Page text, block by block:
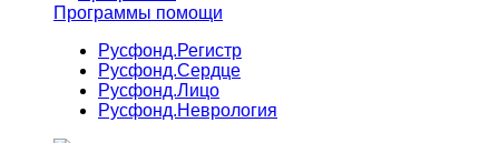
Программы помощи
Русфонд.Регистр
Русфонд.Сердце
Русфонд.Лицо
Русфонд.Неврология